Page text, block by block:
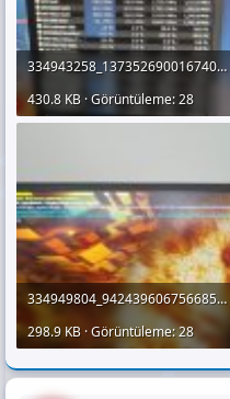
334943258_1373526900167409_7900469351960679896_n.jpg
430.8 KB · Görüntüleme: 28
334949804_942439606756685_428725445886555905_n.jpg
298.9 KB · Görüntüleme: 28